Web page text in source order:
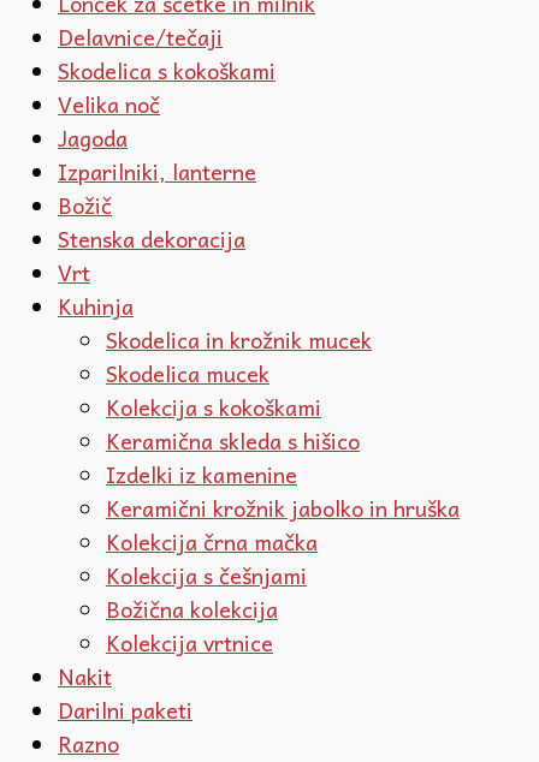
Delavnice/tečaji
Skodelica s kokoškami
Velika noč
Jagoda
Izparilniki, lanterne
Božič
Stenska dekoracija
Vrt
Kuhinja
Skodelica in krožnik mucek
Skodelica mucek
Kolekcija s kokoškami
Keramična skleda s hišico
Izdelki iz kamenine
Keramični krožnik jabolko in hruška
Kolekcija črna mačka
Kolekcija s češnjami
Božična kolekcija
Kolekcija vrtnice
Nakit
Darilni paketi
Razno